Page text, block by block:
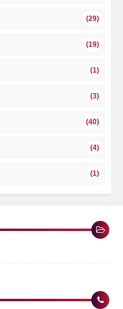
(29)
(19)
(1)
(3)
(40)
(4)
(1)